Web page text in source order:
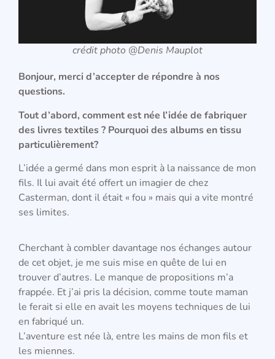
crédit photo @Denis Mauplot
Bonjour, merci d’accepter de répondre à nos
questions.
Tout d’abord, comment est née l’idée de fabriquer
des livres textiles ? Pourquoi des albums en tissu
particulièrement?
L’idée a germé dans mon esprit à la naissance de mon
fils. Il lui avait été offert un imagier de chez
Casterman, dont il était « fou » mais qui a vite montré
ses limites.
Cherchant à combler davantage nos échanges autour
de cet objet, je me suis mise en quête de lui en
trouver d’autres. Le manque de propositions m’a
frappée. Et j’ai pris la décision, comme toute maman
le ferait si elle en avait les moyens techniques de lui
en fabriqué un.
L’aventure est née là, entre les mains de mon fils et
les miennes.